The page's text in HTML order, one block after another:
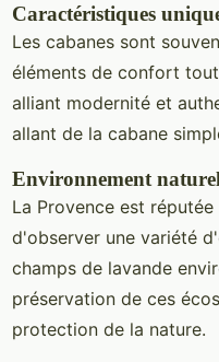
Caractéristiques
Les cabanes sont
éléments de confort
alliant modernité et
allant de la cabane
Environnement
La Provence est
d'observer une variété
champs de lavande
préservation de ces
protection de la nature.